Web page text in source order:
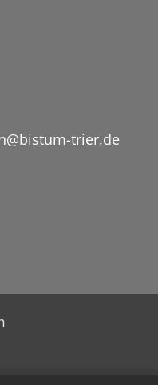
trier.de
Facebook